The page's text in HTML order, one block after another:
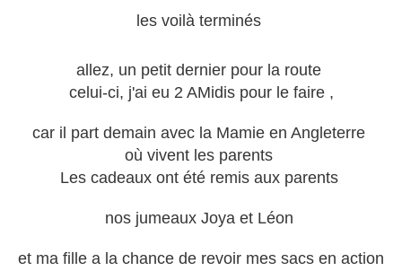
les voilà terminés
allez, un petit dernier pour la route
celui-ci, j'ai eu 2 AMidis pour le faire ,
car il part demain avec la Mamie en Angleterre
où vivent les parents
Les cadeaux ont été remis aux parents
nos jumeaux Joya et Léon
et ma fille a la chance de revoir mes sacs en action